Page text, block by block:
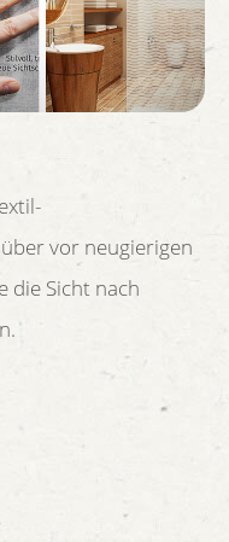
vor neugierigen
die Sicht nach